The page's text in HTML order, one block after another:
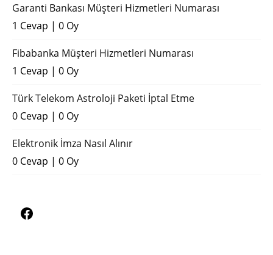
Garanti Bankası Müşteri Hizmetleri Numarası
1 Cevap | 0 Oy
Fibabanka Müşteri Hizmetleri Numarası
1 Cevap | 0 Oy
Türk Telekom Astroloji Paketi İptal Etme
0 Cevap | 0 Oy
Elektronik İmza Nasıl Alınır
0 Cevap | 0 Oy